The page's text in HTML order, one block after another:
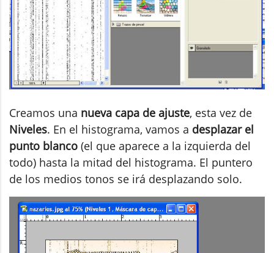
Creamos una nueva capa de ajuste, esta vez de
Niveles. En el histograma, vamos a desplazar el
punto blanco (el que aparece a la izquierda del
todo) hasta la mitad del histograma. El puntero
de los medios tonos se irá desplazando solo.